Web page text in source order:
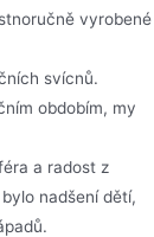
vyrobené
svícnů.
obdobím, my
a radost z
nadšení dětí,